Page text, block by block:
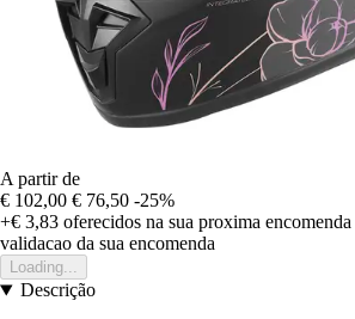
A partir de
€ 102,00 € 76,50 -25%
+€ 3,83 oferecidos na sua proxima encomenda
validacao da sua encomenda
Loading...
Descrição